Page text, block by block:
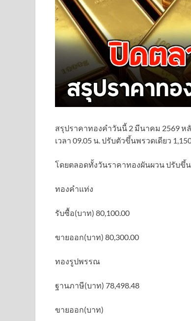
สรุปราคาทองคำวันนี้ 2 มีนาคม 2569 ห
เวลา 09.05 น. ปรับตัวขึ้นพรวดเดียว
โดยตลอดทั้งวันราคาทองผันผวน ปรับขึ้
ทองคำแท่ง
รับซื้อ(บาท) 80,100.00
ขายออก(บาท) 80,300.00
ทองรูปพรรณ
ฐานภาษี(บาท) 78,498.48
ขายออก(บาท)